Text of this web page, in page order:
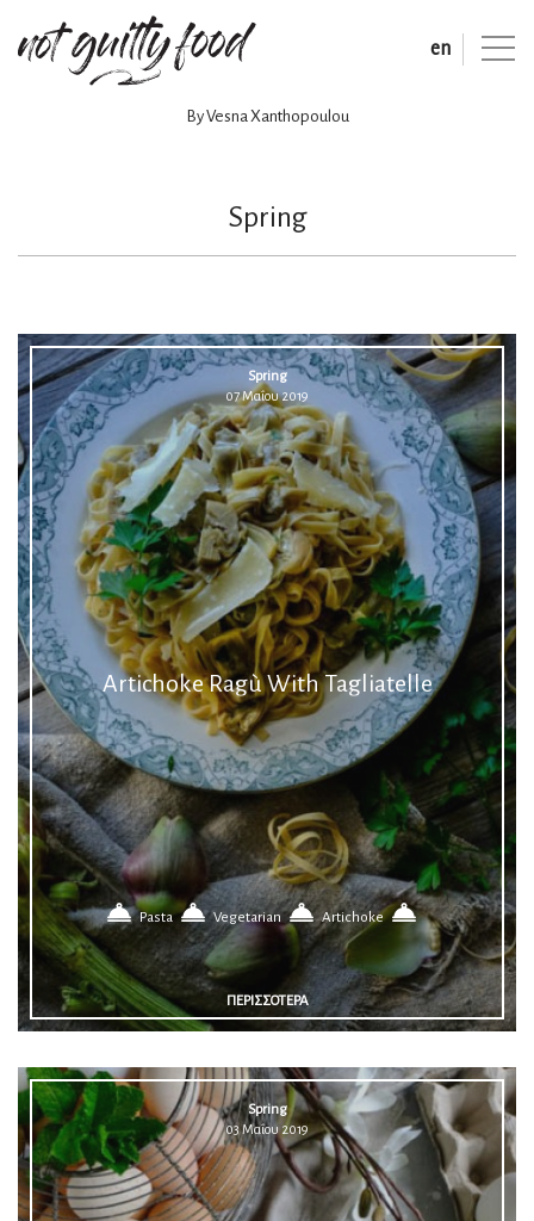
en
By Vesna Xanthopoulou
Spring
Artichoke Ragù With Tagliatelle
Spring
07 Μαΐου 2019
Pasta Vegetarian Artichoke
ΠΕΡΙΣΣΟΤΕΡΑ
Spring
03 Μαΐου 2019